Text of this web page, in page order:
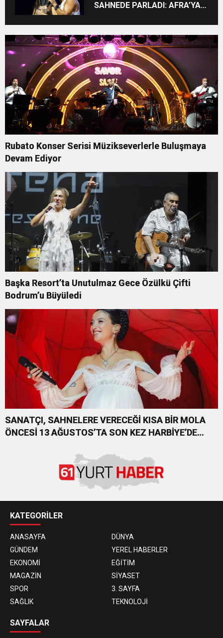
SAHNEDE PARLADI: AFRA’YA
Rubato Konser Serisi Müzikseverlerle Buluşmaya
Devam Ediyor
Başka Resort’ta Unutulmaz Gece Özülkü Çifti
Bodrum’u Büyüledi
SANATÇI, SAHNELERE VERECEĞİ KISA BİR MOLA
ÖNCESİ 13 AĞUSTOS’TA SON KEZ HARBİYE’DE
KATEGORİLER
ANASAYFA
DÜNYA
GÜNDEM
YEREL HABERLER
EKONOMİ
EĞİTİM
MAGAZİN
SİYASET
SPOR
3. SAYFA
SAĞLIK
TEKNOLOJİ
SAYFALAR